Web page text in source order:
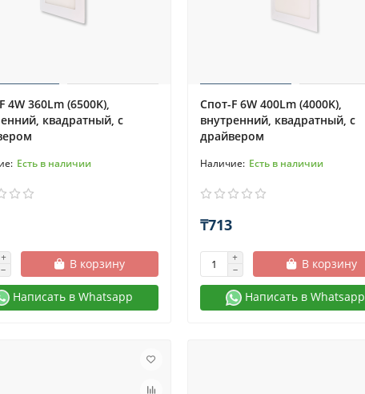
4W 360Lm (6500K),
квадратный, с
Есть в наличии
В корзину
Написать в Whatsapp
Спот-F 6W 400Lm (4000K),
внутренний, квадратный, с
драйвером
Есть в наличии
₸713
В корзину
Написать в Whatsapp